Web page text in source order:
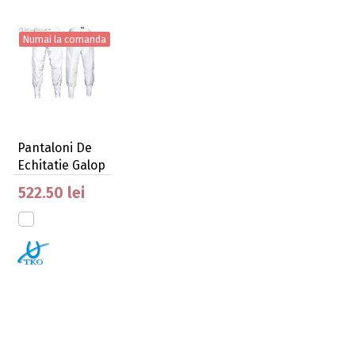
Numai la comanda
Pantaloni De
Echitatie Galop
522.50 lei